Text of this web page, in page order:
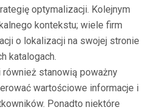
optymalizacji. Kolejnym
kontekstu; wiele firm
o lokalizacji na swojej stronie
katalogach.
stanowią poważny
wartościowe informacje i
Ponadto niektóre